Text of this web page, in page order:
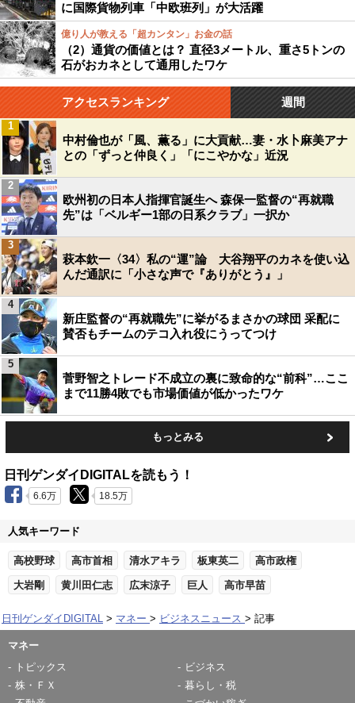
に国際貨物列車「中欧班列」が大活躍
億り人が教える「超カンタン」お金の話
（2）通貨の価値とは？ 直径3メートル、重さ5トンの
石がおカネとして通用したワケ
アクセスランキング 週間
中村倫也が「風、薫る」に大貢献…妻・水卜麻美アナ
との「ずっと仲良く」「にこやかな」近況
1
欧州初の日本人指揮官誕生へ 森保一監督の“再就職
先”は「ベルギー1部の日系クラブ」一択か
2
萩本欽一〈34〉私の“運”論 大谷翔平のカネを使い込
んだ通訳に「小さな声で『ありがとう』」
3
新庄監督の“再就職先”に挙がるまさかの球団 采配に
賛否もチームのテコ入れ役にうってつけ
4
菅野智之トレード不成立の裏に致命的な“前科”…ここ
まで11勝4敗でも市場価値が低かったワケ
5
もっとみる
日刊ゲンダイDIGITALを読もう！
6.6万 18.5万
人気キーワード
高校野球 高市首相 清水アキラ 板東英二 高市政権
大岩剛 黄川田仁志 広末涼子 巨人 高市早苗
日刊ゲンダイDIGITAL マネー ビジネスニュース 記事
マネー
トピックス
ビジネス
株・ＦＸ
暮らし・税